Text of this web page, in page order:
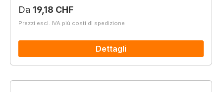
Prezzo normale:
Da 19,18 CHF
Prezzi escl. IVA più costi di spedizione
Dettagli